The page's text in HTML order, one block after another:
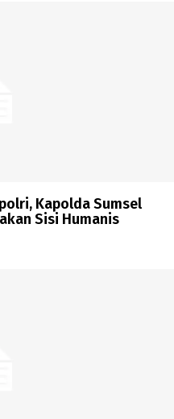
Kapolda Sumsel
Sisi Humanis